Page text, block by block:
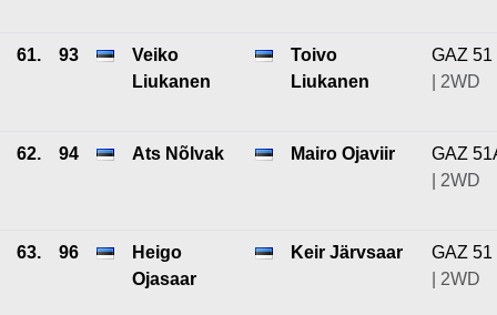
61. 93
Veiko
Liukanen
Toivo
Liukanen
GAZ 51
| 2WD
62. 94 Ats Nõlvak Mairo Ojaviir
GAZ
| 2WD
63. 96
Heigo
Ojasaar
Keir Järvsaar
GAZ 51
| 2WD